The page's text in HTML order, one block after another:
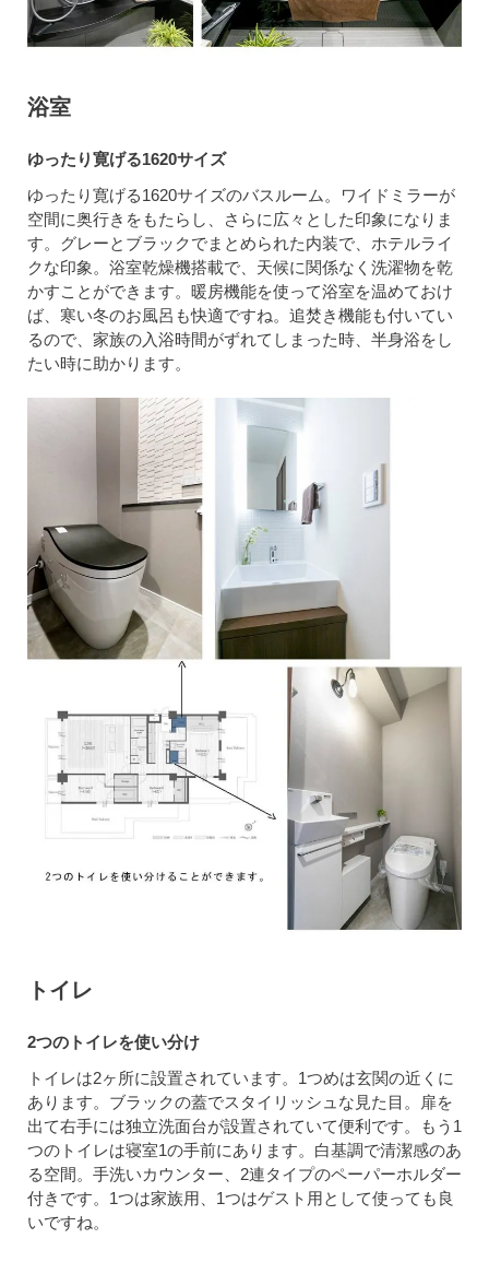
浴室
ゆったり寛げる1620サイズ
ゆったり寛げる1620サイズのバスルーム。ワイドミラーが
空間に奥行きをもたらし、さらに広々とした印象になりま
す。グレーとブラックでまとめられた内装で、ホテルライ
クな印象。浴室乾燥機搭載で、天候に関係なく洗濯物を乾
かすことができます。暖房機能を使って浴室を温めておけ
ば、寒い冬のお風呂も快適ですね。追焚き機能も付いてい
るので、家族の入浴時間がずれてしまった時、半身浴をし
たい時に助かります。
トイレ
2つのトイレを使い分け
トイレは2ヶ所に設置されています。1つめは玄関の近くに
あります。ブラックの蓋でスタイリッシュな見た目。扉を
出て右手には独立洗面台が設置されていて便利です。もう1
つのトイレは寝室1の手前にあります。白基調で清潔感のあ
る空間。手洗いカウンター、2連タイプのペーパーホルダー
付きです。1つは家族用、1つはゲスト用として使っても良
いですね。